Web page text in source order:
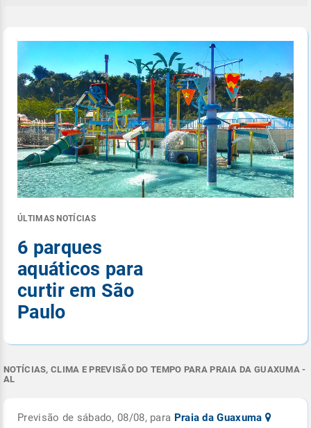
ÚLTIMAS NOTÍCIAS
6 parques
aquáticos para
curtir em São
Paulo
NOTÍCIAS, CLIMA E PREVISÃO DO TEMPO PARA PRAIA DA GUAXUMA -
AL
Previsão de sábado, 08/08, para Praia da Guaxuma